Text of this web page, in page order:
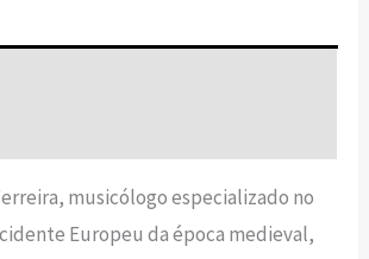
musicólogo especializado no
Europeu da época medieval,